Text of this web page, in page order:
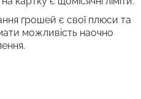
грошей є свої плюси та
можливість наочно